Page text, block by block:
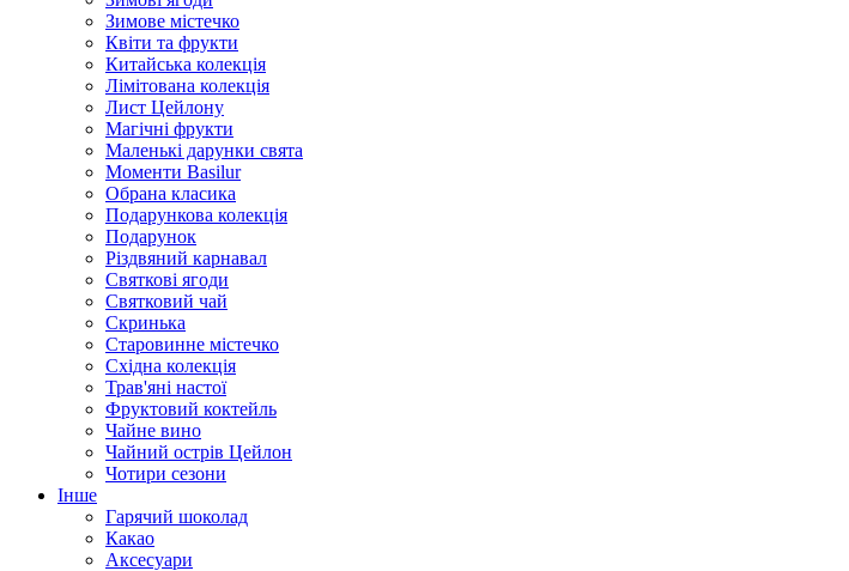
Зимове містечко
Квіти та фрукти
Китайська колекція
Лімітована колекція
Лист Цейлону
Магічні фрукти
Маленькі дарунки свята
Моменти Basilur
Обрана класика
Подарункова колекція
Подарунок
Різдвяний карнавал
Святкові ягоди
Святковий чай
Скринька
Старовинне містечко
Східна колекція
Трав'яні настої
Фруктовий коктейль
Чайне вино
Чайний острів Цейлон
Чотири сезони
Інше
Гарячий шоколад
Какао
Аксесуари